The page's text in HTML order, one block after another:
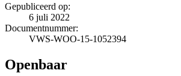
Gepubliceerd op:
6 juli 2022
Documentnummer:
VWS-WOO-15-1052394
Openbaar